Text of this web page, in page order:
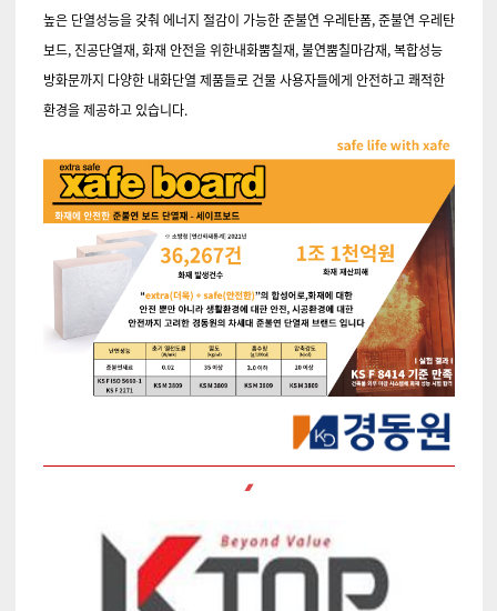
높은 단열성능을 갖춰 에너지 절감이 가능한 준불연 우레탄폼, 준불연 우레탄
보드, 진공단열재, 화재 안전을 위한내화뿜칠재, 불연뿜칠마감재, 복합성능
방화문까지 다양한 내화단열 제품들로 건물 사용자들에게 안전하고 쾌적한
환경을 제공하고 있습니다.